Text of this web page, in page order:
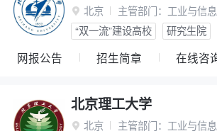
 北京 主管部门： 工业与信
“双一流”建设高校
研究生院
网报公告 招生简章 在线咨
北京理工大学
 北京 主管部门： 工业与信